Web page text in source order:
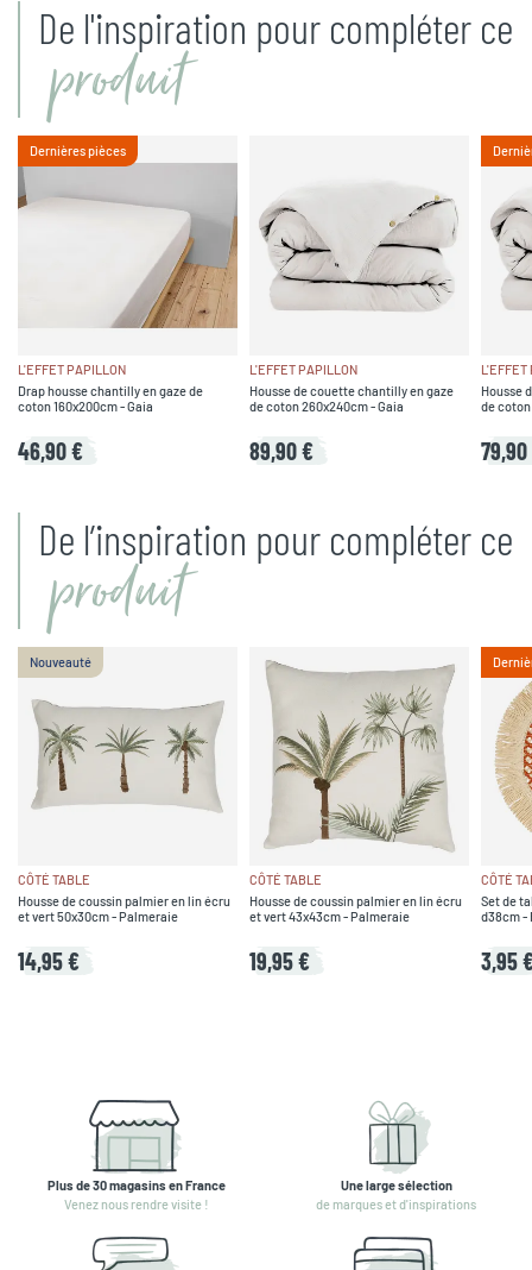
De l'inspiration pour compléter ce
produit
Dernières pièces
L'EFFET PAPILLON
Drap housse chantilly en gaze de
coton 160x200cm - Gaia
46,90 €
L'EFFET PAPILLON
Housse de couette chantilly en gaze
de coton 260x240cm - Gaia
89,90 €
L'EFFET
Housse
de
De l’inspiration pour compléter ce
produit
Nouveauté
CÔTÉ TABLE
Housse de coussin palmier en lin écru
et vert 50x30cm - Palmeraie
14,95 €
CÔTÉ TABLE
Housse de coussin palmier en lin écru
et vert 43x43cm - Palmeraie
19,95 €
CÔTÉ
Set de
d38cm -
3,95
Plus de 30 magasins en France
Venez nous rendre visite !
Une large sélection
de marques et d'inspirations